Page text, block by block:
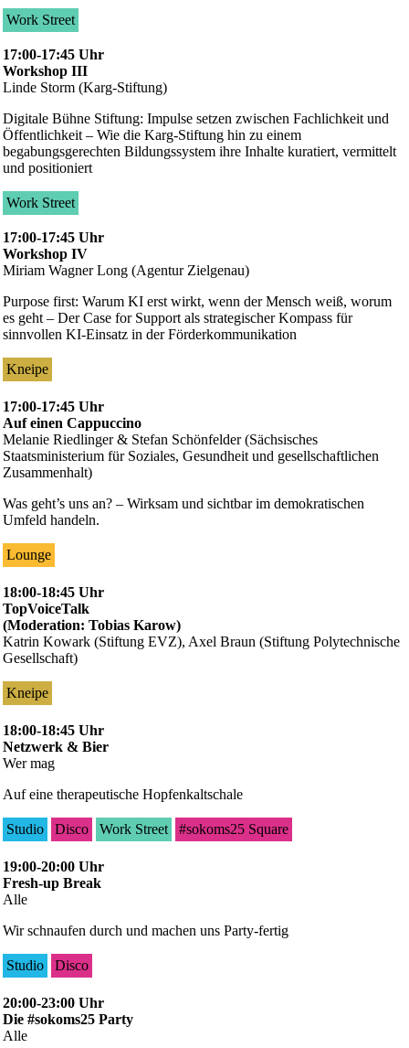
Work Street
17:00-17:45 Uhr
Workshop III
Linde Storm (Karg-Stiftung)
Digitale Bühne Stiftung: Impulse setzen zwischen Fachlichkeit und
Öffentlichkeit – Wie die Karg-Stiftung hin zu einem
begabungsgerechten Bildungssystem ihre Inhalte kuratiert, vermittelt
und positioniert
Work Street
17:00-17:45 Uhr
Workshop IV
Miriam Wagner Long (Agentur Zielgenau)
Purpose first: Warum KI erst wirkt, wenn der Mensch weiß, worum
es geht – Der Case for Support als strategischer Kompass für
sinnvollen KI-Einsatz in der Förderkommunikation
Kneipe
17:00-17:45 Uhr
Auf einen Cappuccino
Melanie Riedlinger & Stefan Schönfelder (Sächsisches
Staatsministerium für Soziales, Gesundheit und gesellschaftlichen
Zusammenhalt)
Was geht’s uns an? – Wirksam und sichtbar im demokratischen
Umfeld handeln.
Lounge
18:00-18:45 Uhr
TopVoiceTalk
(Moderation: Tobias Karow)
Katrin Kowark (Stiftung EVZ), Axel Braun (Stiftung Polytechnische
Gesellschaft)
Kneipe
18:00-18:45 Uhr
Netzwerk & Bier
Wer mag
Auf eine therapeutische Hopfenkaltschale
Studio Disco Work Street #sokoms25 Square
19:00-20:00 Uhr
Fresh-up Break
Alle
Wir schnaufen durch und machen uns Party-fertig
Studio Disco
20:00-23:00 Uhr
Die #sokoms25 Party
Alle